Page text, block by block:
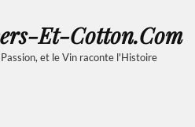
Et-Cotton.com
et le Vin raconte l'Histoire